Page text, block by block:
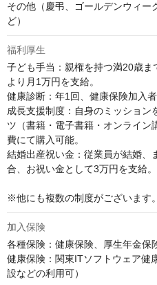
その他（慶弔、ゴールデンウィー
ど）
福利厚生
子ども手当：親権を持つ満20歳
より月1万円を支給。
健康診断：年1回、健康保険加入者
成長支援制度：自身のミッション
ツ（書籍・電子書籍・オンライン
費にて購入可能。
結婚出産祝い金：従業員が結婚、
合、お祝い金として3万円を支給。
※他にも複数の制度がございます。
加入保険
各種保険：健康保険、厚生年金保
健康保険：関東ITソフトウェア健
設などの利用可）